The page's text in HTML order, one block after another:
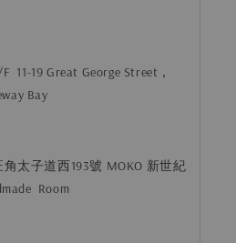
F 11-19 Great George Street，
Bay
太子道西193號 MOKO 新世紀
Room